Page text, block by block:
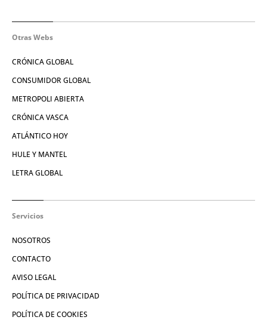
Otras Webs
CRÓNICA GLOBAL
CONSUMIDOR GLOBAL
METROPOLI ABIERTA
CRÓNICA VASCA
ATLÁNTICO HOY
HULE Y MANTEL
LETRA GLOBAL
Servicios
NOSOTROS
CONTACTO
AVISO LEGAL
POLÍTICA DE PRIVACIDAD
POLÍTICA DE COOKIES